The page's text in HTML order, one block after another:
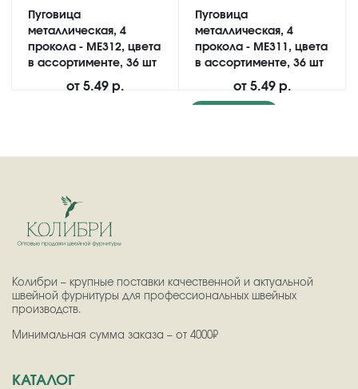
Пуговица
металлическая, 4
прокола - ME312, цвета
в ассортименте, 36 шт
от 5.49 р.
Пуговица
металлическая, 4
прокола - ME311, цвета
в ассортименте, 36 шт
от 5.49 р.
Колибри – крупные поставки качественной и актуальной
швейной фурнитуры для профессиональных швейных
производств.
Минимальная сумма заказа – от 4000₽
КАТАЛОГ